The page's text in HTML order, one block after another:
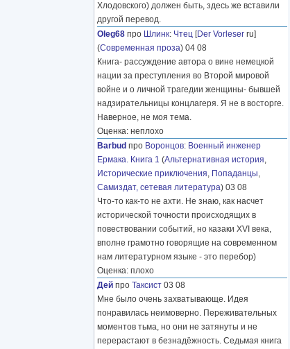
Хлодовского) должен быть, здесь же вставили
другой перевод.
Oleg68 про Шлинк: Чтец [Der Vorleser ru]
(Современная проза) 04 08
Книга- рассуждение автора о вине немецкой
нации за преступления во Второй мировой
войне и о личной трагедии женщины- бывшей
надзирательницы концлагеря. Я не в восторге.
Наверное, не моя тема.
Оценка: неплохо
Barbud про Воронцов: Военный инженер
Ермака. Книга 1 (Альтернативная история,
Исторические приключения, Попаданцы,
Самиздат, сетевая литература) 03 08
Что-то как-то не ахти. Не знаю, как насчет
исторической точности происходящих в
повествовании событий, но казаки XVI века,
вполне грамотно говорящие на современном
нам литературном языке - это перебор)
Оценка: плохо
Дей про Таксист 03 08
Мне было очень захватывающе. Идея
понравилась неимоверно. Переживательных
моментов тьма, но они не затянуты и не
перерастают в безнадёжность. Седьмая книга